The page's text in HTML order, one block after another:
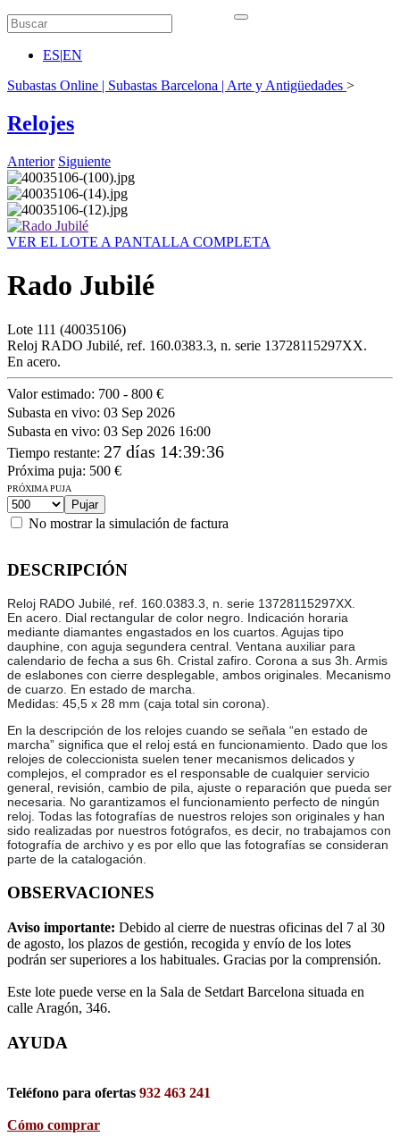
ES|EN
Subastas Online | Subastas Barcelona | Arte y Antigüedades >
Relojes
Anterior Siguiente
VER EL LOTE A PANTALLA COMPLETA
Rado Jubilé
Lote 111 (40035106)
Reloj RADO Jubilé, ref. 160.0383.3, n. serie 13728115297XX.
En acero.
Valor estimado: 700 - 800 €
Subasta en vivo: 03 Sep 2026
Subasta en vivo: 03 Sep 2026 16:00
Tiempo restante: 27 días 14:39:36
Próxima puja: 500 €
PRÓXIMA PUJA
No mostrar la simulación de factura
DESCRIPCIÓN
Reloj RADO Jubilé, ref. 160.0383.3, n. serie 13728115297XX.
En acero. Dial rectangular de color negro. Indicación horaria
mediante diamantes engastados en los cuartos. Agujas tipo
dauphine, con aguja segundera central. Ventana auxiliar para
calendario de fecha a sus 6h. Cristal zafiro. Corona a sus 3h. Armis
de eslabones con cierre desplegable, ambos originales. Mecanismo
de cuarzo. En estado de marcha.
Medidas: 45,5 x 28 mm (caja total sin corona).
En la descripción de los relojes cuando se señala “en estado de
marcha” significa que el reloj está en funcionamiento. Dado que los
relojes de coleccionista suelen tener mecanismos delicados y
complejos, el comprador es el responsable de cualquier servicio
general, revisión, cambio de pila, ajuste o reparación que pueda ser
necesaria. No garantizamos el funcionamiento perfecto de ningún
reloj. Todas las fotografías de nuestros relojes son originales y han
sido realizadas por nuestros fotógrafos, es decir, no trabajamos con
fotografía de archivo y es por ello que las fotografías se consideran
parte de la catalogación.
OBSERVACIONES
Aviso importante: Debido al cierre de nuestras oficinas del 7 al 30
de agosto, los plazos de gestión, recogida y envío de los lotes
podrán ser superiores a los habituales. Gracias por la comprensión.
Este lote puede verse en la Sala de Setdart Barcelona situada en
calle Aragón, 346.
AYUDA
Teléfono para ofertas 932 463 241
Cómo comprar